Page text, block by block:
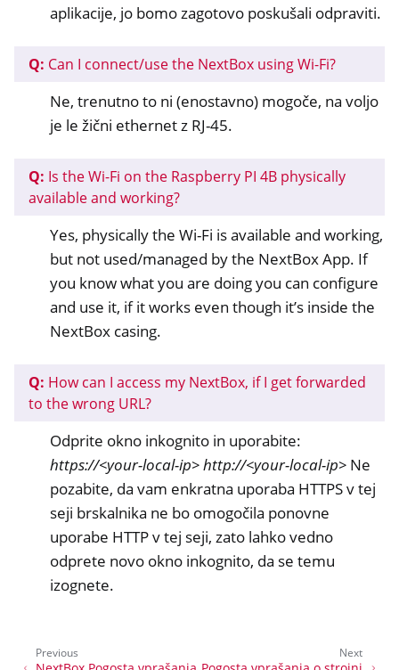
aplikacije, jo bomo zagotovo poskušali odpraviti.
Q: Can I connect/use the NextBox using Wi-Fi?
Ne, trenutno to ni (enostavno) mogoče, na voljo
je le žični ethernet z RJ-45.
Q: Is the Wi-Fi on the Raspberry PI 4B physically
available and working?
Yes, physically the Wi-Fi is available and working,
but not used/managed by the NextBox App. If
you know what you are doing you can configure
and use it, if it works even though it’s inside the
NextBox casing.
Q: How can I access my NextBox, if I get forwarded
to the wrong URL?
Odprite okno inkognito in uporabite:
https://<your-local-ip>http://<your-local-ip> Ne
pozabite, da vam enkratna uporaba HTTPS v tej
seji brskalnika ne bo omogočila ponovne
uporabe HTTP v tej seji, zato lahko vedno
odprete novo okno inkognito, da se temu
izognete.
Next
Previous